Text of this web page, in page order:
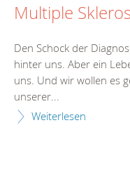
Multiple
Den Schock der
hinter uns. Aber ein
uns. Und wir wollen es
unserer...
Weiterlesen